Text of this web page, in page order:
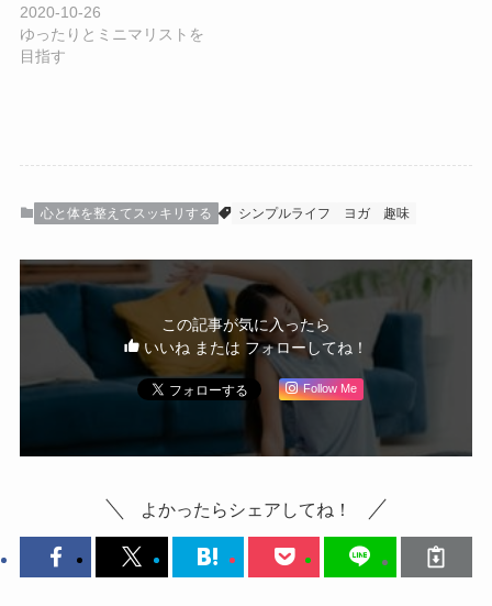
2020-10-26
ゆったりとミニマリストを
目指す
心と体を整えてスッキリする シンプルライフ ヨガ 趣味
この記事が気に入ったら
いいね または フォローしてね！
Follow Me
よかったらシェアしてね！